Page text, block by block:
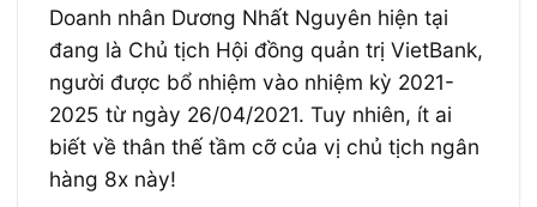
Doanh nhân Dương Nhất Nguyên hiện tại
đang là Chủ tịch Hội đồng quản trị VietBank,
người được bổ nhiệm vào nhiệm kỳ 2021-
2025 từ ngày 26/04/2021. Tuy nhiên, ít ai
biết về thân thế tầm cỡ của vị chủ tịch ngân
hàng 8x này!